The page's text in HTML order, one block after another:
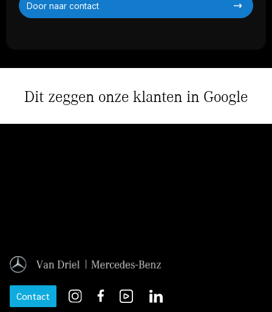
Door naar contact
Dit zeggen onze klanten in Google
Contact